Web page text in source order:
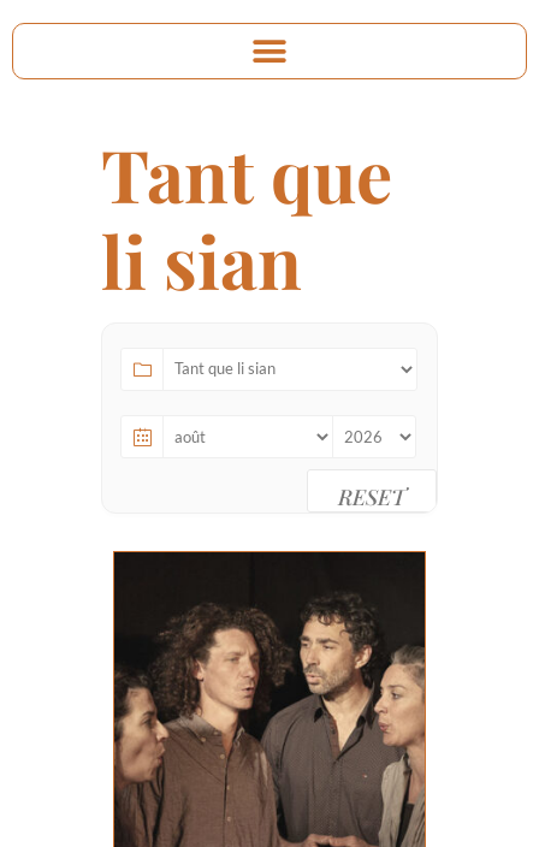
Tant que
li sian
RESET